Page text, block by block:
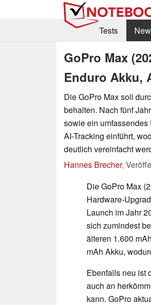
Tests
GoPro Max
Enduro Akku,
Die GoPro Max soll
behalten. Nach fünf
sowie ein umfassendes
AI-Tracking einführt,
deutlich vereinfacht
Hannes Brecher,
Die GoPro Max
Hardware-
Launch im Jahr
sich zumindest
älteren 1.600
mAh Akku,
Ebenfalls neu ist
auch an
kann. GoPro